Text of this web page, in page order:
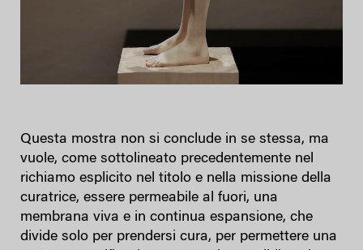
Questa mostra non si conclude in se stessa, ma
vuole, come sottolineato precedentemente nel
richiamo esplicito nel titolo e nella missione della
curatrice, essere permeabile al fuori, una
membrana viva e in continua espansione, che
divide solo per prendersi cura, per permettere una